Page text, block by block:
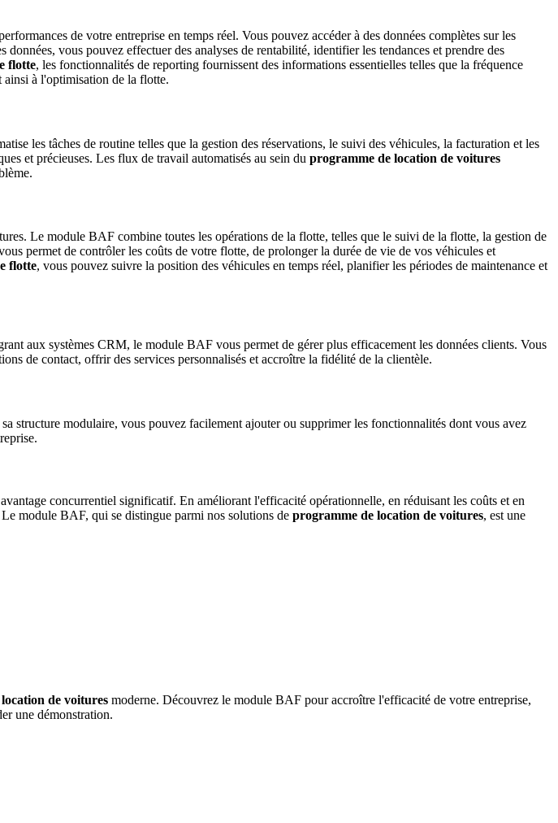
de votre entreprise en temps réel. Vous pouvez accéder à des données complètes sur les
vous pouvez effectuer des analyses de rentabilité, identifier les tendances et prendre des
flotte, les fonctionnalités de reporting fournissent des informations essentielles telles que la fréquence
ainsi à l'optimisation de la flotte.
les tâches de routine telles que la gestion des réservations, le suivi des véhicules, la facturation et les
et précieuses. Les flux de travail automatisés au sein du programme de location de voitures
Le module BAF combine toutes les opérations de la flotte, telles que le suivi de la flotte, la gestion de
permet de contrôler les coûts de votre flotte, de prolonger la durée de vie de vos véhicules et
flotte, vous pouvez suivre la position des véhicules en temps réel, planifier les périodes de maintenance et
aux systèmes CRM, le module BAF vous permet de gérer plus efficacement les données clients. Vous
de contact, offrir des services personnalisés et accroître la fidélité de la clientèle.
structure modulaire, vous pouvez facilement ajouter ou supprimer les fonctionnalités dont vous avez
concurrentiel significatif. En améliorant l'efficacité opérationnelle, en réduisant les coûts et en
module BAF, qui se distingue parmi nos solutions de programme de location de voitures, est une
de voitures moderne. Découvrez le module BAF pour accroître l'efficacité de votre entreprise,
une démonstration.